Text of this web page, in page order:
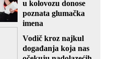
u kolovozu donose
poznata glumačka
imena
Vodič kroz najkul
događanja koja nas